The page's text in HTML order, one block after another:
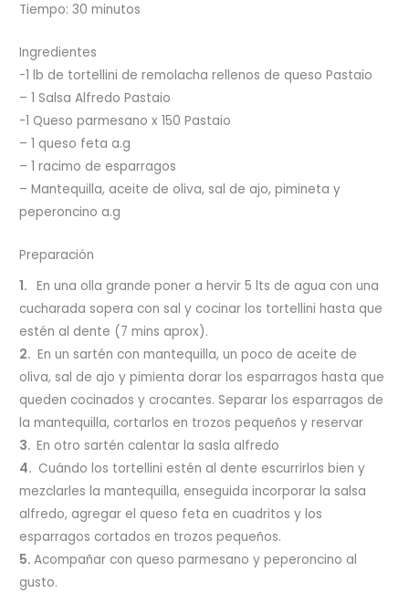
Tiempo: 30 minutos
Ingredientes
-1 lb de tortellini de remolacha rellenos de queso Pastaio
– 1 Salsa Alfredo Pastaio
-1 Queso parmesano x 150 Pastaio
– 1 queso feta a.g
– 1 racimo de esparragos
– Mantequilla, aceite de oliva, sal de ajo, pimineta y
peperoncino a.g
Preparación
1. En una olla grande poner a hervir 5 lts de agua con una
cucharada sopera con sal y cocinar los tortellini hasta que
estén al dente (7 mins aprox).
2. En un sartén con mantequilla, un poco de aceite de
oliva, sal de ajo y pimienta dorar los esparragos hasta que
queden cocinados y crocantes. Separar los esparragos de
la mantequilla, cortarlos en trozos pequeños y reservar
3.En otro sartén calentar la sasla alfredo
4. Cuándo los tortellini estén al dente escurrirlos bien y
mezclarles la mantequilla, enseguida incorporar la salsa
alfredo, agregar el queso feta en cuadritos y los
esparragos cortados en trozos pequeños.
5.Acompañar con queso parmesano y peperoncino al
gusto.